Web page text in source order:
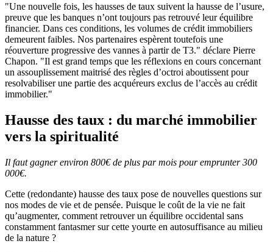
"Une nouvelle fois, les hausses de taux suivent la hausse de l’usure,
preuve que les banques n’ont toujours pas retrouvé leur équilibre
financier. Dans ces conditions, les volumes de crédit immobiliers
demeurent faibles. Nos partenaires espèrent toutefois une
réouverture progressive des vannes à partir de T3." déclare Pierre
Chapon. "Il est grand temps que les réflexions en cours concernant
un assouplissement maitrisé des règles d’octroi aboutissent pour
resolvabiliser une partie des acquéreurs exclus de l’accès au crédit
immobilier."
Hausse des taux : du marché immobilier
vers la spiritualité
Il faut gagner environ 800€ de plus par mois pour emprunter 300
000€.
Cette (redondante) hausse des taux pose de nouvelles questions sur
nos modes de vie et de pensée. Puisque le coût de la vie ne fait
qu’augmenter, comment retrouver un équilibre occidental sans
constamment fantasmer sur cette yourte en autosuffisance au milieu
de la nature ?